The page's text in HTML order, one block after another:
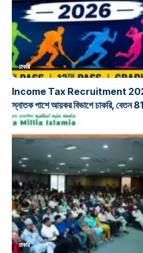
চাকরি
Income Tax Recruitment 2026:
স্নাতক পাশে আয়কর বিভাগে চাকরি, বেতন
চাকরি